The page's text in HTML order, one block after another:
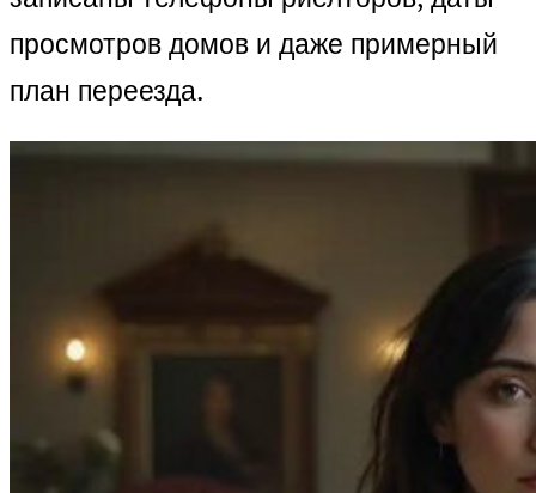
просмотров домов и даже примерный
план переезда.